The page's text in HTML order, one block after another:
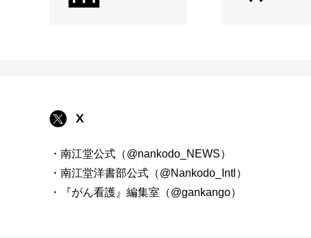
X
・南江堂公式（@nankodo_NEWS）
・南江堂洋書部公式（@Nankodo_Intl）
・『がん看護』編集室（@gankango）